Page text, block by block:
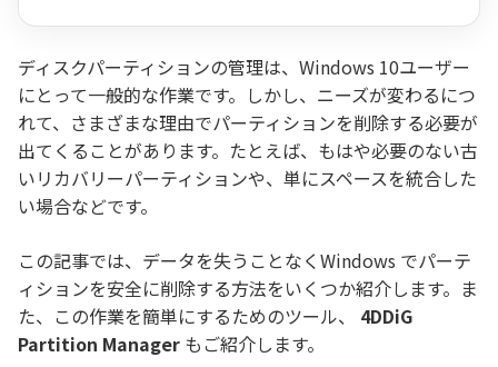
ディスクパーティションの管理は、Windows 10ユーザー
にとって一般的な作業です。しかし、ニーズが変わるにつ
れて、さまざまな理由でパーティションを削除する必要が
出てくることがあります。たとえば、もはや必要のない古
いリカバリーパーティションや、単にスペースを統合した
い場合などです。
この記事では、データを失うことなくWindows でパーテ
ィションを安全に削除する方法をいくつか紹介します。ま
た、この作業を簡単にするためのツール、 4DDiG
Partition Manager もご紹介します。